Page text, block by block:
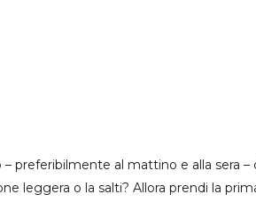
preferibilmente al mattino e alla sera –
leggera o la salti? Allora prendi la